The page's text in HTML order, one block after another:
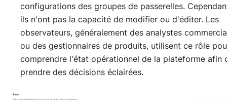
configurations des groupes de passerelles.
ils n'ont pas la capacité de modifier ou d'éditer. Les
observateurs, généralement des analystes
ou des gestionnaires de produits, utilisent ce rôle
comprendre l'état opérationnel de la plateforme afin
prendre des décisions éclairées.